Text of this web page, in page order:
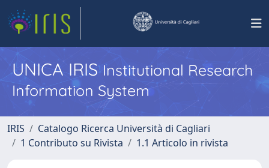
UNICA IRISInstitutional Research
Information System
IRIS
Catalogo Ricerca Università di Cagliari
1 Contributo su Rivista
1.1 Articolo in rivista